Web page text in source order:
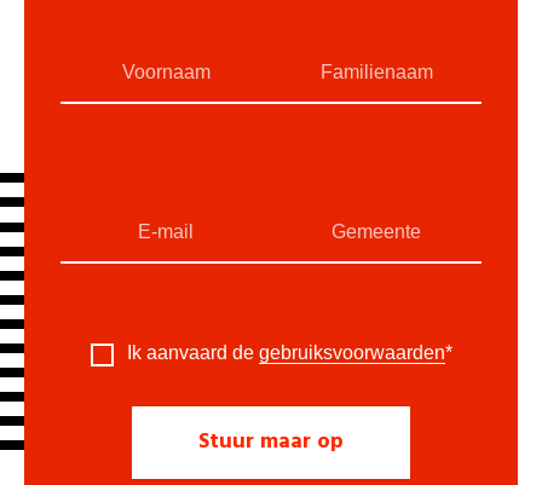
Ik aanvaard de gebruiksvoorwaarden*